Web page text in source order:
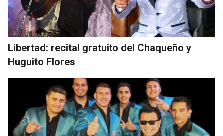
Libertad: recital gratuito del Chaqueño y
Huguito Flores